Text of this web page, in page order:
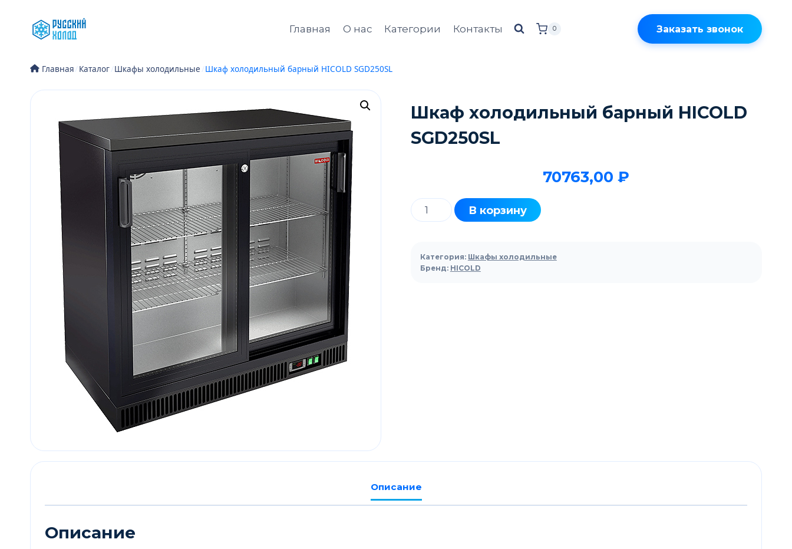
содержимому
Главная О нас Категории Контакты 0 Заказать звонок
Главная/Каталог/Шкафы холодильные /Шкаф холодильный барный HICOLD SGD250SL
Шкаф холодильный барный HICOLD
SGD250SL
70763,00₽
Количество
товара
холодильный
барный
В корзину
Категория: Шкафы холодильные
Бренд: HICOLD
Описание
Описание